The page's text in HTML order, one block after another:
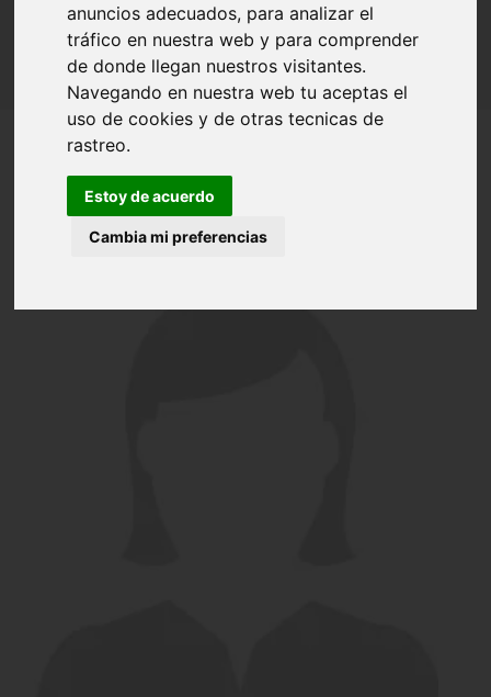
anuncios adecuados, para analizar el
tráfico en nuestra web y para comprender
de donde llegan nuestros visitantes.
Navegando en nuestra web tu aceptas el
uso de cookies y de otras tecnicas de
rastreo.
Estoy de acuerdo
Cambia mi preferencias
Inicio Amigos Sevilla Francisco Montero